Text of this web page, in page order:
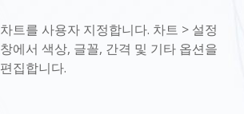
차트를 사용자 지정합니다. 차트 > 설정
창에서 색상, 글꼴, 간격 및 기타 옵션을
편집합니다.